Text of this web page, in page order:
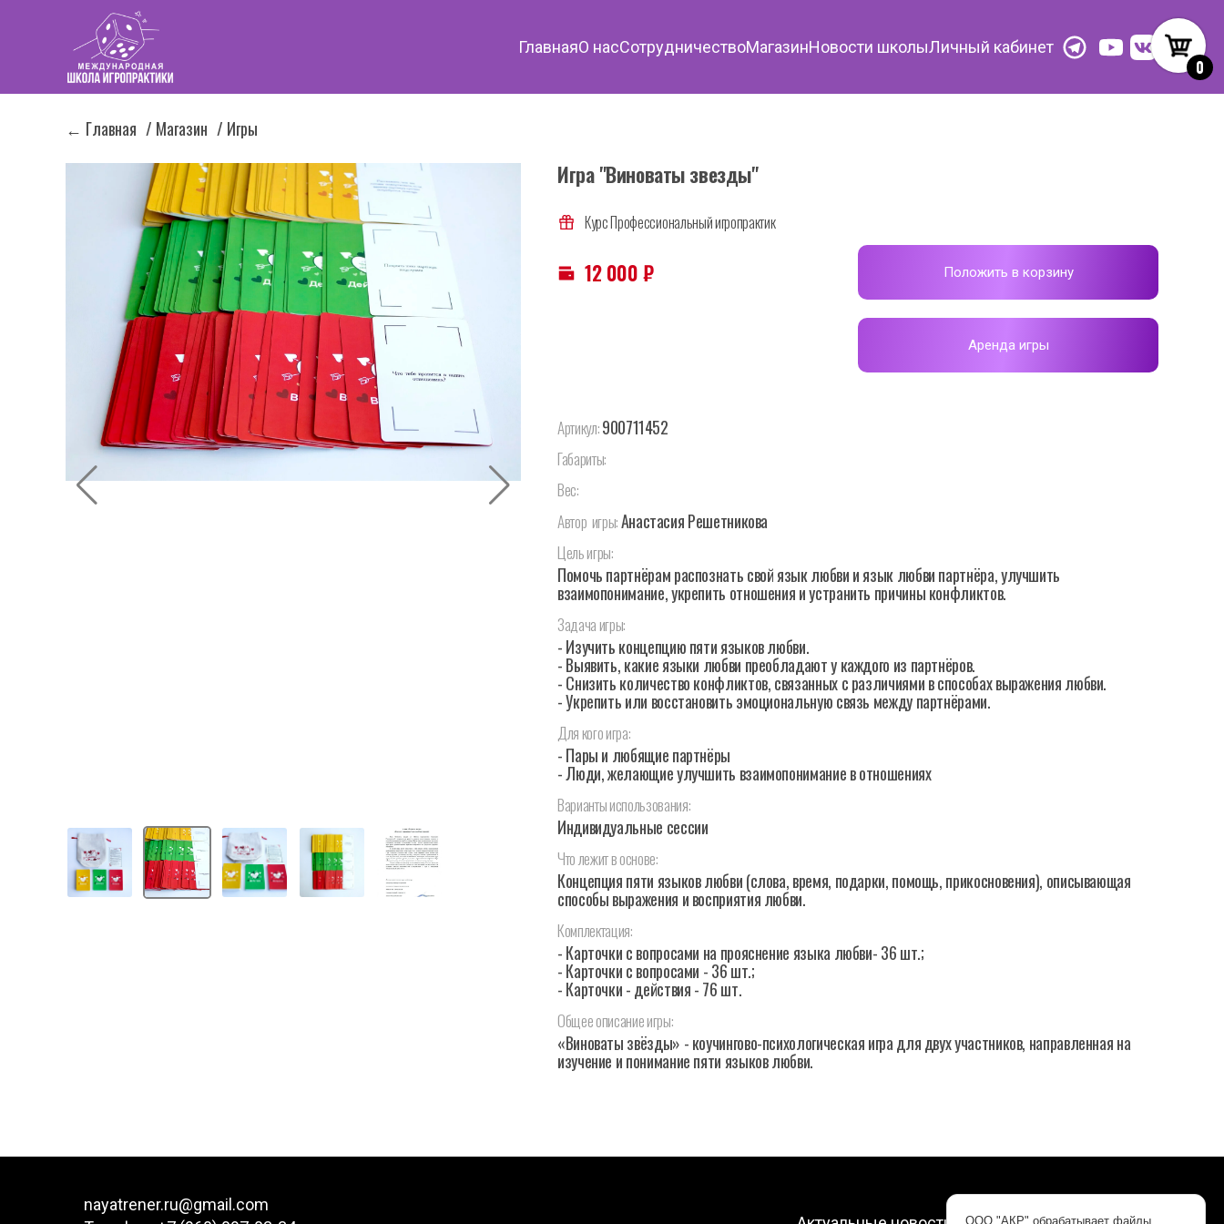
ГлавнаяО насСотрудничествоМагазинНовости школыЛичный кабинет
← Главная / Магазин / Игры
Игра "Виноваты звезды"
Курс Профессиональный игропрактик
12 000₽ Положить в корзину
Аренда игры
Артикул:900711452
Габариты:
Вес:
Автор игры:Анастасия Решетникова
Цельигры:
Помочь партнёрам распознать свой язык любви и язык любви партнёра, улучшить
взаимопонимание, укрепить отношения и устранить причины конфликтов.
Задача игры:
- Изучить концепцию пяти языков любви.
- Выявить, какие языки любви преобладают у каждого из партнёров.
- Снизить количество конфликтов, связанных с различиями в способах выражения любви.
- Укрепить или восстановить эмоциональную связь между партнёрами.
Для когоигра:
- Пары и любящие партнёры
- Люди, желающие улучшить взаимопонимание в отношениях
Вариантыиспользования:
Индивидуальные сессии
Чтолежитвоснове:
Концепция пяти языков любви (слова, время, подарки, помощь, прикосновения), описывающая
способы выражения и восприятия любви.
Комплектация:
- Карточки с вопросами на прояснение языка любви- 36 шт.;
- Карточки с вопросами - 36 шт.;
- Карточки - действия - 76 шт.
Общееописаниеигры:
«Виноваты звёзды» - коучингово-психологическая игра для двух участников, направленная на
изучение и понимание пяти языков любви.
0
nayatrener.ru@gmail.com
ООО "АКР" обрабатывает файлы